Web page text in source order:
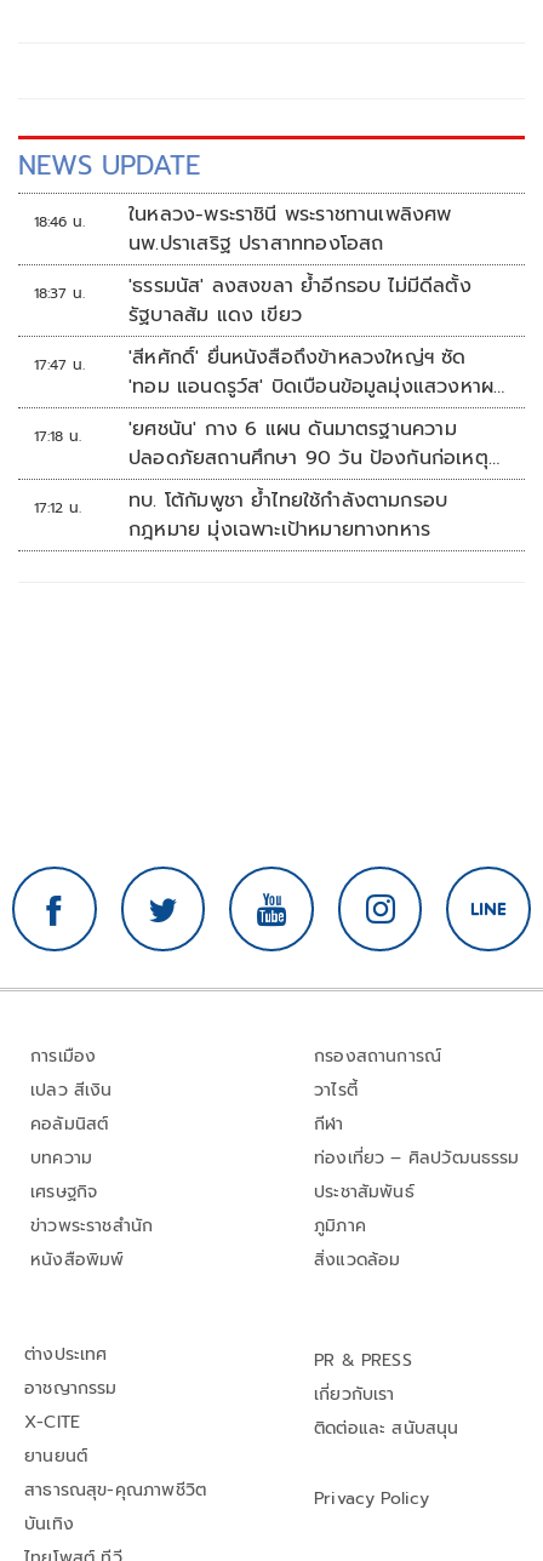
NEWS UPDATE
18:46 น.
ในหลวง-พระราชินี พระราชทานเพลิงศพ
นพ.ปราเสริฐ ปราสาททองโอสถ
18:37 น.
'ธรรมนัส' ลงสงขลา ย้ำอีกรอบ ไม่มีดีลตั้ง
รัฐบาลส้ม แดง เขียว
17:47 น.
'สีหศักดิ์' ยื่นหนังสือถึงข้าหลวงใหญ่ฯ ซัด
'ทอม แอนดรูว์ส' บิดเบือนข้อมูลมุ่งแสวงหาผล
ประโยชน์ทางการเมือง
17:18 น.
'ยศชนัน' กาง 6 แผน ดันมาตรฐานความ
ปลอดภัยสถานศึกษา 90 วัน ป้องกันก่อเหตุ
รุนแรง
17:12 น.
ทบ. โต้กัมพูชา ย้ำไทยใช้กำลังตามกรอบ
กฎหมาย มุ่งเฉพาะเป้าหมายทางทหาร
การเมือง
เปลว สีเงิน
คอลัมนิสต์
บทความ
เศรษฐกิจ
ข่าวพระราชสำนัก
หนังสือพิมพ์
กรองสถานการณ์
วาไรตี้
กีฬา
ท่องเที่ยว – ศิลปวัฒนธรรม
ประชาสัมพันธ์
ภูมิภาค
สิ่งแวดล้อม
ต่างประเทศ
อาชญากรรม
X-CITE
ยานยนต์
สาธารณสุข-คุณภาพชีวิต
บันเทิง
PR & PRESS
เกี่ยวกับเรา
ติดต่อและ สนับสนุน
Privacy Policy